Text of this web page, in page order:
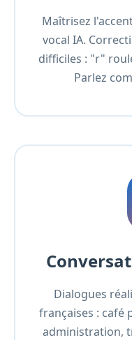
Maîtrisez
vocal IA.
difficiles : "r"
Parlez
Dialogues
françaises : café
administration,